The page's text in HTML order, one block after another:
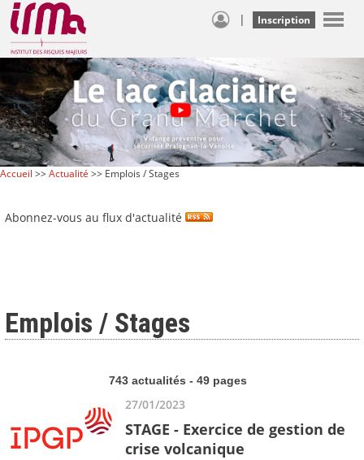
| Inscription
Accueil >>Actualité >> Emplois / Stages
Abonnez-vous au flux d'actualité
Emplois / Stages
743 actualités - 49 pages
27/01/2023
STAGE - Exercice de gestion de
crise volcanique